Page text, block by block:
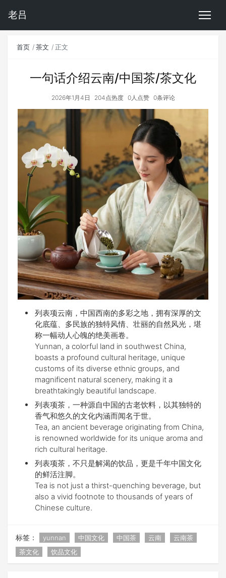
老吕
首页 茶文 正文
一句话介绍云南/中国茶/茶文化
2026年1月4日 204点热度 0人点赞 0条评论
列表项云南，中国西南的多彩之地，拥有深厚的文
化底蕴、多民族的独特风情、壮丽的自然风光，堪
称一幅动人心魄的绝美画卷。
Yunnan, a colorful land in southwest China,
boasts a profound cultural heritage, unique
customs of its diverse ethnic groups, and
magnificent natural scenery, making it a
breathtakingly beautiful landscape.
列表项茶，一种源自中国的古老饮料，以其独特的
香气和悠久的文化内涵而闻名于世。
Tea, an ancient beverage originating from China,
is renowned worldwide for its unique aroma and
rich cultural heritage.
列表项茶，不只是解渴的饮品，更是千年中国文化
的鲜活注脚。
Tea is not just a thirst-quenching beverage, but
also a vivid footnote to thousands of years of
Chinese culture.
标签： yunnan 中国文化 中国茶 云南
云南茶
茶文化
饮品文化